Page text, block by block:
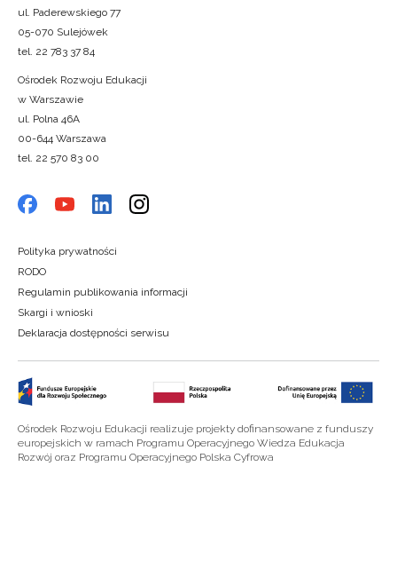
ul. Paderewskiego 77
05-070 Sulejówek
tel. 22 783 37 84
Ośrodek Rozwoju Edukacji
w Warszawie
ul. Polna 46A
00-644 Warszawa
tel. 22 570 83 00
Polityka prywatności
RODO
Regulamin publikowania informacji
Skargi i wnioski
Deklaracja dostępności serwisu
Ośrodek Rozwoju Edukacji realizuje projekty dofinansowane z funduszy
europejskich w ramach Programu Operacyjnego Wiedza Edukacja
Rozwój oraz Programu Operacyjnego Polska Cyfrowa